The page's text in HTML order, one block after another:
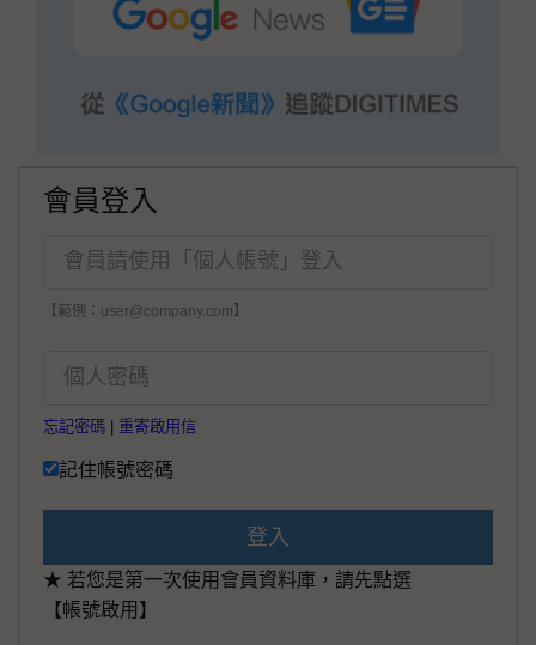
會員登入
【範例：user@company.com】
忘記密碼 重寄啟用信
記住帳號密碼
登入
★ 若您是第一次使用會員資料庫，請先點選
【帳號啟用】